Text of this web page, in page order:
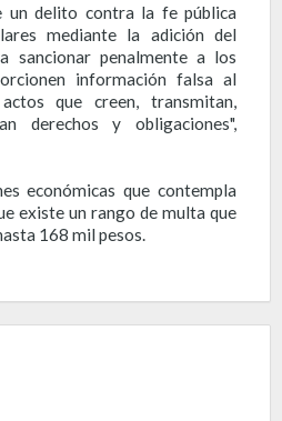
un delito contra la fe pública
mediante la adición del
sancionar penalmente a los
información falsa al
que creen, transmitan,
derechos y obligaciones",
económicas que contempla
existe un rango de multa que
168 mil pesos.